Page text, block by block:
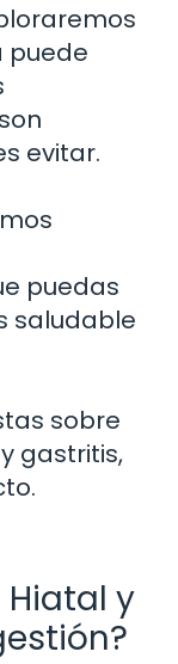
puede
evitar.
puedas
saludable
sobre
gastritis,
Hiatal y